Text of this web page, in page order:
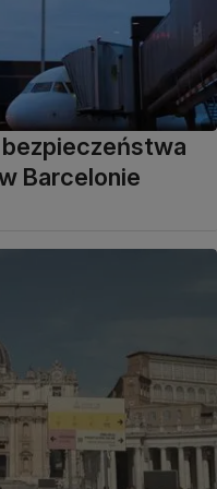
Barcelonie